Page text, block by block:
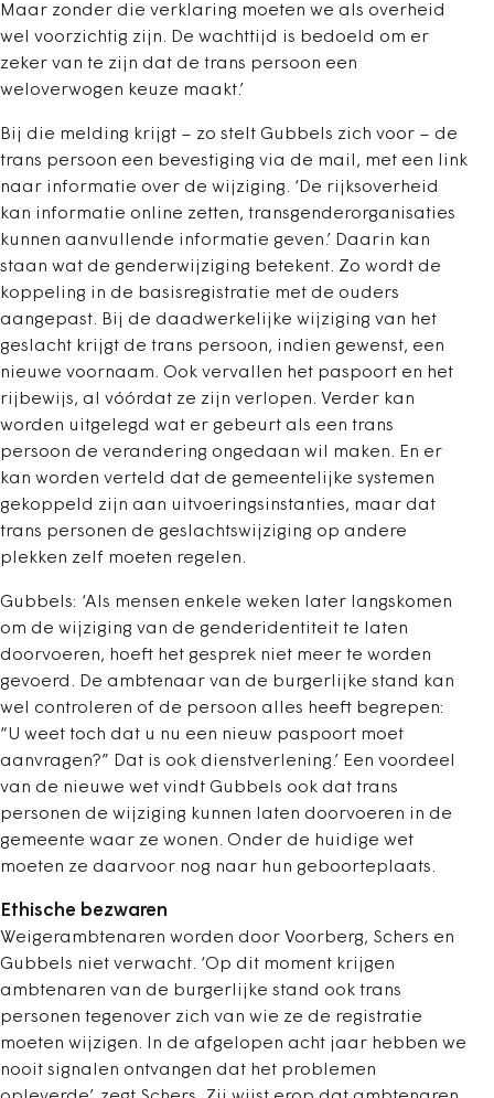
Maar zonder die verklaring moeten we als overheid
wel voorzichtig zijn. De wachttijd is bedoeld om er
zeker van te zijn dat de trans persoon een
weloverwogen keuze maakt.’
Bij die melding krijgt – zo stelt Gubbels zich voor – de
trans persoon een bevestiging via de mail, met een link
naar informatie over de wijziging. ‘De rijksoverheid
kan informatie online zetten, transgenderorganisaties
kunnen aanvullende informatie geven.’ Daarin kan
staan wat de genderwijziging betekent. Zo wordt de
koppeling in de basisregistratie met de ouders
aangepast. Bij de daadwerkelijke wijziging van het
geslacht krijgt de trans persoon, indien gewenst, een
nieuwe voornaam. Ook vervallen het paspoort en het
rijbewijs, al vóórdat ze zijn verlopen. Verder kan
worden uitgelegd wat er gebeurt als een trans
persoon de verandering ongedaan wil maken. En er
kan worden verteld dat de gemeentelijke systemen
gekoppeld zijn aan uitvoeringsinstanties, maar dat
trans personen de geslachtswijziging op andere
plekken zelf moeten regelen.
Gubbels: ‘Als mensen enkele weken later langskomen
om de wijziging van de genderidentiteit te laten
doorvoeren, hoeft het gesprek niet meer te worden
gevoerd. De ambtenaar van de burgerlijke stand kan
wel controleren of de persoon alles heeft begrepen:
“U weet toch dat u nu een nieuw paspoort moet
aanvragen?” Dat is ook dienstverlening.’ Een voordeel
van de nieuwe wet vindt Gubbels ook dat trans
personen de wijziging kunnen laten doorvoeren in de
gemeente waar ze wonen. Onder de huidige wet
moeten ze daarvoor nog naar hun geboorteplaats.
Ethische bezwaren
Weigerambtenaren worden door Voorberg, Schers en
Gubbels niet verwacht. ‘Op dit moment krijgen
ambtenaren van de burgerlijke stand ook trans
personen tegenover zich van wie ze de registratie
moeten wijzigen. In de afgelopen acht jaar hebben we
nooit signalen ontvangen dat het problemen